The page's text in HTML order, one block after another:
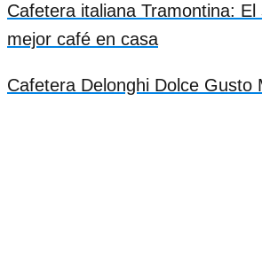
Cafetera italiana Tramontina: El
mejor café en casa
Cafetera Delonghi Dolce Gusto